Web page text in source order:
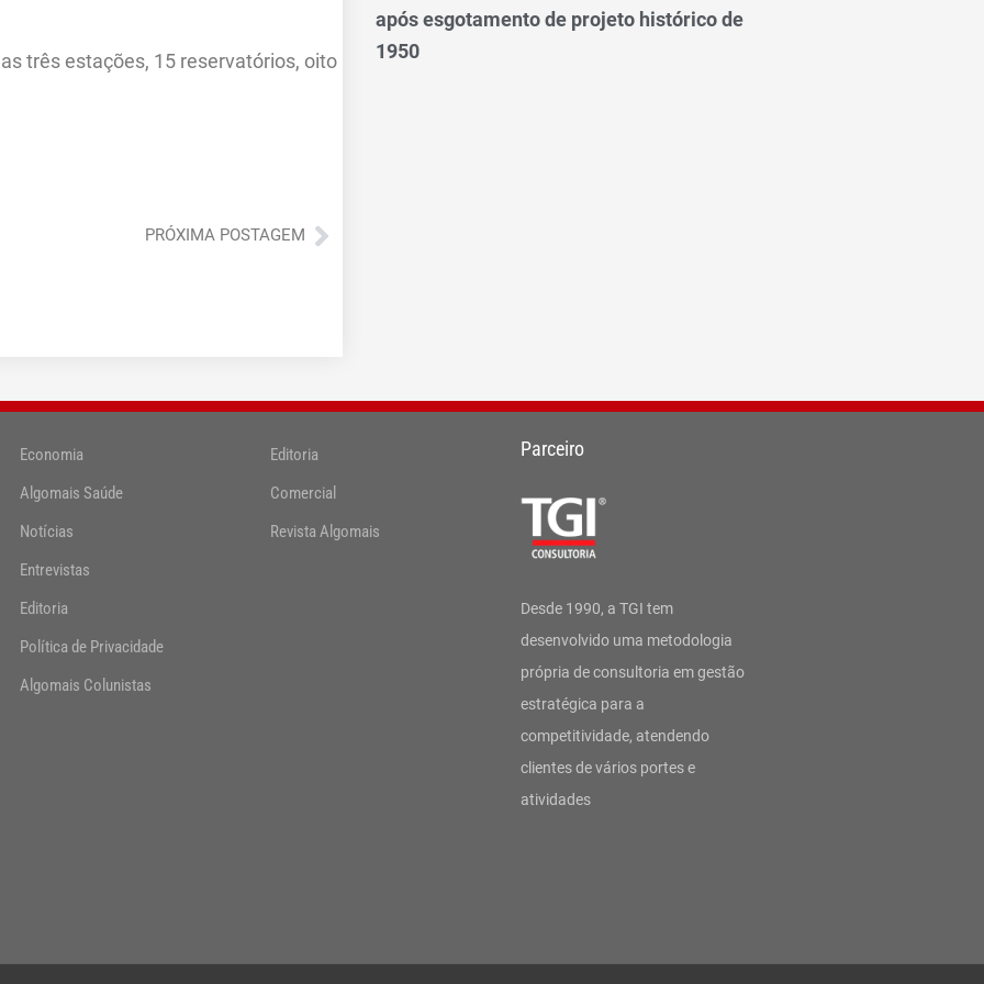
três estações, 15 reservatórios, oito
PRÓXIMA POSTAGEMPróximo
após esgotamento de projeto histórico de
1950
Economia
Algomais Saúde
Notícias
Entrevistas
Editoria
Política de Privacidade
Algomais Colunistas
Editoria
Comercial
Revista Algomais
Parceiro
Desde 1990, a TGI tem
desenvolvido uma metodologia
própria de consultoria em gestão
estratégica para a
competitividade, atendendo
clientes de vários portes e
atividades